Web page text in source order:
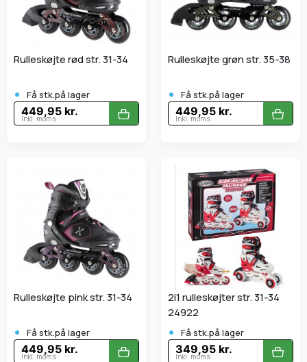
Rulleskøjte rød str. 31-34
• Få stk.på lager
449,95 kr.
Inkl. moms
Rulleskøjte grøn str. 35-38
• Få stk.på lager
449,95 kr.
Inkl. moms
Rulleskøjte pink str. 31-34
• Få stk.på lager
449,95 kr.
Inkl. moms
2i1 rulleskøjter str. 31-34
24922
• Få stk.på lager
349,95 kr.
Inkl. moms